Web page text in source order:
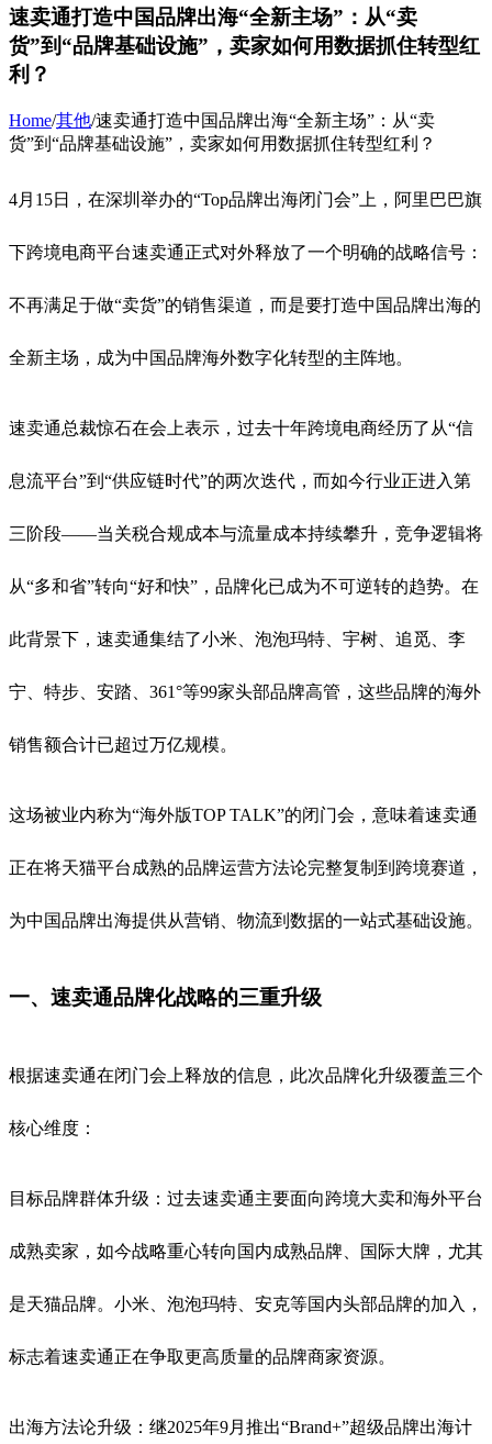
速卖通打造中国品牌出海“全新主场”：从“卖
货”到“品牌基础设施”，卖家如何用数据抓住转型红
利？
Home/其他/速卖通打造中国品牌出海“全新主场”：从“卖
货”到“品牌基础设施”，卖家如何用数据抓住转型红利？
4月15日，在深圳举办的“Top品牌出海闭门会”上，阿里巴巴旗
下跨境电商平台速卖通正式对外释放了一个明确的战略信号：
不再满足于做“卖货”的销售渠道，而是要打造中国品牌出海的
全新主场，成为中国品牌海外数字化转型的主阵地。
速卖通总裁惊石在会上表示，过去十年跨境电商经历了从“信
息流平台”到“供应链时代”的两次迭代，而如今行业正进入第
三阶段——当关税合规成本与流量成本持续攀升，竞争逻辑将
从“多和省”转向“好和快”，品牌化已成为不可逆转的趋势。在
此背景下，速卖通集结了小米、泡泡玛特、宇树、追觅、李
宁、特步、安踏、361°等99家头部品牌高管，这些品牌的海外
销售额合计已超过万亿规模。
这场被业内称为“海外版TOP TALK”的闭门会，意味着速卖通
正在将天猫平台成熟的品牌运营方法论完整复制到跨境赛道，
为中国品牌出海提供从营销、物流到数据的一站式基础设施。
一、速卖通品牌化战略的三重升级
根据速卖通在闭门会上释放的信息，此次品牌化升级覆盖三个
核心维度：
目标品牌群体升级：过去速卖通主要面向跨境大卖和海外平台
成熟卖家，如今战略重心转向国内成熟品牌、国际大牌，尤其
是天猫品牌。小米、泡泡玛特、安克等国内头部品牌的加入，
标志着速卖通正在争取更高质量的品牌商家资源。
出海方法论升级：继2025年9月推出“Brand+”超级品牌出海计